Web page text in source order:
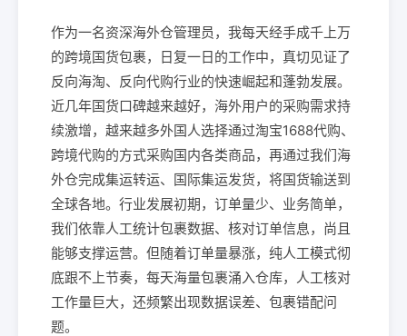
作为一名资深海外仓管理员，我每天经手成千上万
的跨境国货包裹，日复一日的工作中，真切见证了
反向海淘、反向代购行业的快速崛起和蓬勃发展。
近几年国货口碑越来越好，海外用户的采购需求持
续激增，越来越多外国人选择通过淘宝1688代购、
跨境代购的方式采购国内各类商品，再通过我们海
外仓完成集运转运、国际集运发货，将国货输送到
全球各地。行业发展初期，订单量少、业务简单，
我们依靠人工统计包裹数据、核对订单信息，尚且
能够支撑运营。但随着订单量暴涨，纯人工模式彻
底跟不上节奏，每天海量包裹涌入仓库，人工核对
工作量巨大，还频繁出现数据误差、包裹错配问
题。